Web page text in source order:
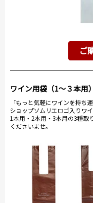
ご
ワイン用袋（1～３本用）
「もっと気軽にワインを持ち
ショップソムリエロゴ入りワ
1本用・2本用・3本用の3種取
くださいませ。